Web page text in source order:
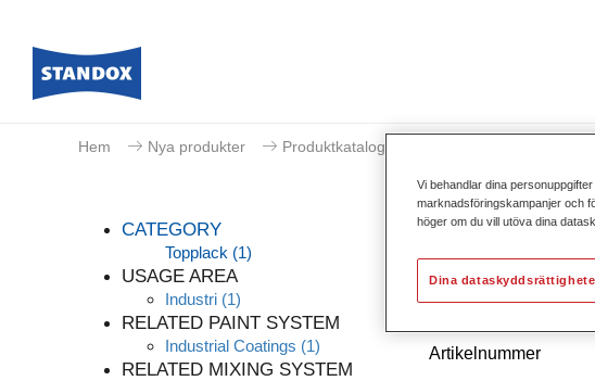
Hem Nya produkter Produktkatalog
CATEGORY
Topplack (1)
USAGE AREA
Industri (1)
RELATED PAINT SYSTEM
Industrial Coatings (1)
RELATED MIXING SYSTEM
Artikelnummer
Vi behandlar dina
marknadsföringskampanjer och
höger om du vill utöva dina
Dina